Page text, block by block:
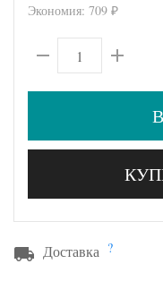
Экономия: 709 ₽
Доставка ?